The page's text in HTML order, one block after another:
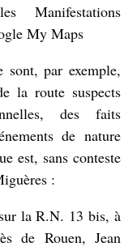
Manifestations
My Maps
sont, par exemple,
la route suspects
des faits
de nature
est, sans conteste
:
la R.N. 13 bis, à
de Rouen, Jean